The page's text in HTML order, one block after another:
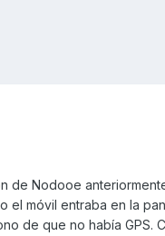
de Nodooe
el móvil entraba en la
de que no había GPS.